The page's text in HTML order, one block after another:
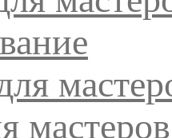
мастеров